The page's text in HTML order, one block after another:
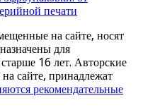
печати
на сайте, носят
для
16 лет. Авторские
сайте, принадлежат
рекомендательные